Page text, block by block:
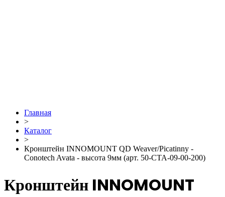
Главная
>
Каталог
>
Кронштейн INNOMOUNT QD Weaver/Picatinny -
Conotech Avata - высота 9мм (арт. 50-CTA-09-00-200)
Кронштейн INNOMOUNT